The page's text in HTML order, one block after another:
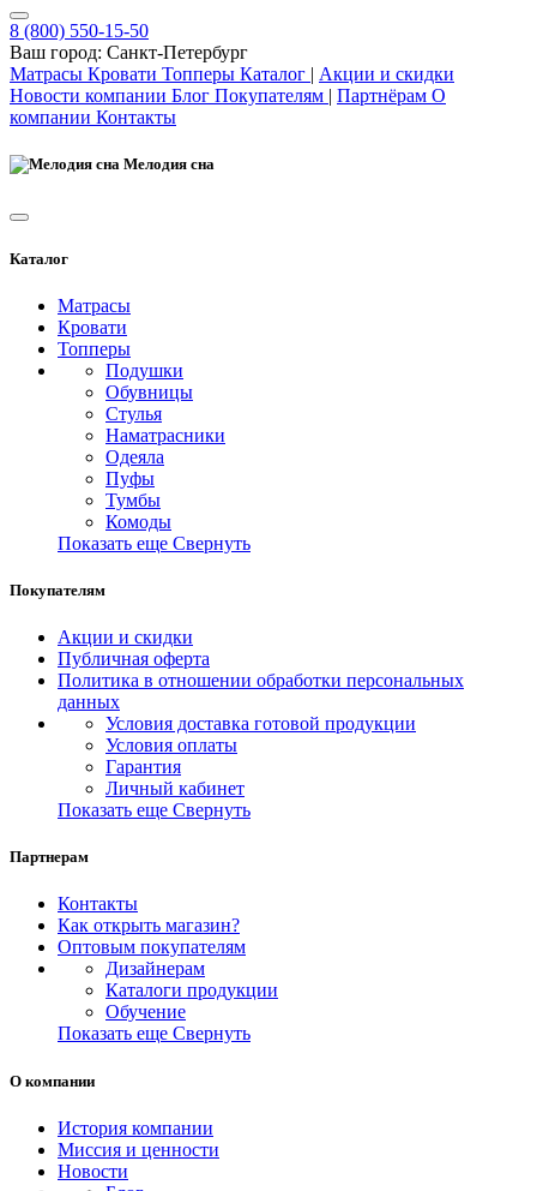
8 (800) 550-15-50
Ваш город: Санкт-Петербург
Матрасы Кровати Топперы Каталог | Акции и скидки
Новости компании Блог Покупателям | Партнёрам О
компании Контакты
Мелодия сна
Каталог
Матрасы
Кровати
Топперы
Подушки
Обувницы
Стулья
Наматрасники
Одеяла
Пуфы
Тумбы
Комоды
Показать еще Свернуть
Покупателям
Акции и скидки
Публичная оферта
Политика в отношении обработки персональных
данных
Условия доставка готовой продукции
Условия оплаты
Гарантия
Личный кабинет
Показать еще Свернуть
Партнерам
Контакты
Как открыть магазин?
Оптовым покупателям
Дизайнерам
Каталоги продукции
Обучение
Показать еще Свернуть
О компании
История компании
Миссия и ценности
Новости